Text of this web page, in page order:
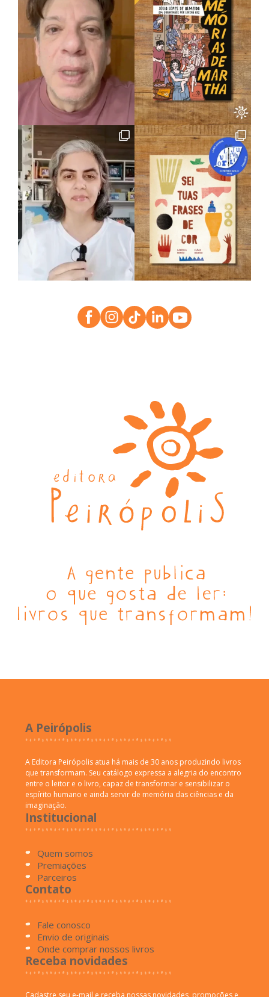
A Peirópolis
A Editora Peirópolis atua há mais de 30 anos produzindo livros
que transformam. Seu catálogo expressa a alegria do encontro
entre o leitor e o livro, capaz de transformar e sensibilizar o
espírito humano e ainda servir de memória das ciências e da
imaginação.
Institucional
Quem somos
Premiações
Parceiros
Contato
Fale conosco
Envio de originais
Onde comprar nossos livros
Receba novidades